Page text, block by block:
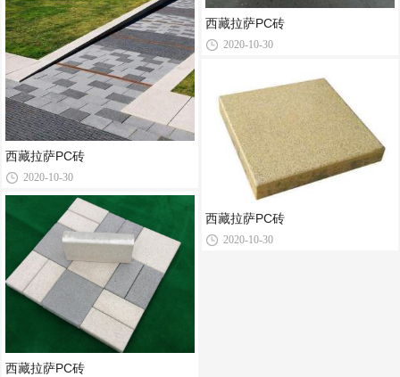
西藏拉萨PC砖
2020-10-30
西藏拉萨PC砖
西藏拉萨PC砖
2020-10-30
西藏拉萨PC砖
2020-10-30